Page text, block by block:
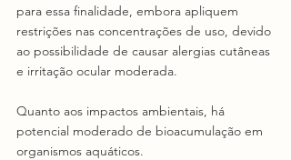
para essa finalidade, embora apliquem
restrições nas concentrações de uso, devido
ao possibilidade de causar alergias cutâneas
e irritação ocular moderada.
Quanto aos impactos ambientais, há
potencial moderado de bioacumulação em
organismos aquáticos.